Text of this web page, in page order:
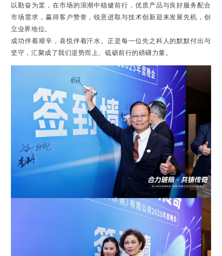
以勤奋为桨，在市场的浪潮中稳健前行，优质产品与良好服务配合
市场需求，赢得客户赞誉，锐意进取与技术创新迎来发展先机，创
立业界地位。
成功伴着艰辛，喜悦伴着汗水。正是每一位先之科人的默默付出与
坚守，汇聚成了我们逆势而上、砥砺前行的磅礴力量。